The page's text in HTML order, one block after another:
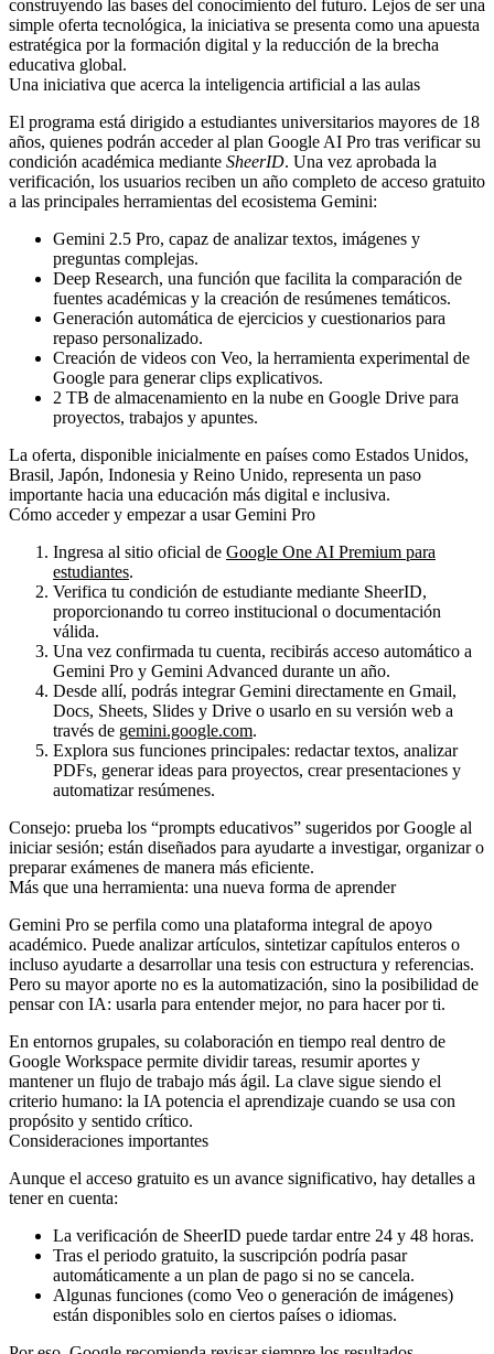
Ecommerce
Desarrollamos, integramos y optimizamos tiendas digitales que
construyendo las bases del conocimiento del futuro. Lejos de ser una
simple oferta tecnológica, la iniciativa se presenta como una apuesta
estratégica por la formación digital y la reducción de la brecha
educativa global.
Una iniciativa que acerca la inteligencia artificial a las aulas
El programa está dirigido a estudiantes universitarios mayores de 18
años, quienes podrán acceder al plan Google AI Pro tras verificar su
condición académica mediante SheerID. Una vez aprobada la
verificación, los usuarios reciben un año completo de acceso gratuito
a las principales herramientas del ecosistema Gemini:
Gemini 2.5 Pro, capaz de analizar textos, imágenes y
preguntas complejas.
Deep Research, una función que facilita la comparación de
fuentes académicas y la creación de resúmenes temáticos.
Generación automática de ejercicios y cuestionarios para
repaso personalizado.
Creación de videos con Veo, la herramienta experimental de
Google para generar clips explicativos.
2 TB de almacenamiento en la nube en Google Drive para
proyectos, trabajos y apuntes.
La oferta, disponible inicialmente en países como Estados Unidos,
Brasil, Japón, Indonesia y Reino Unido, representa un paso
importante hacia una educación más digital e inclusiva.
Cómo acceder y empezar a usar Gemini Pro
Ingresa al sitio oficial de Google One AI Premium para
estudiantes.
Verifica tu condición de estudiante mediante SheerID,
proporcionando tu correo institucional o documentación
válida.
Una vez confirmada tu cuenta, recibirás acceso automático a
Gemini Pro y Gemini Advanced durante un año.
Desde allí, podrás integrar Gemini directamente en Gmail,
Docs, Sheets, Slides y Drive o usarlo en su versión web a
través de gemini.google.com.
Explora sus funciones principales: redactar textos, analizar
PDFs, generar ideas para proyectos, crear presentaciones y
automatizar resúmenes.
Consejo: prueba los “prompts educativos” sugeridos por Google al
iniciar sesión; están diseñados para ayudarte a investigar, organizar o
preparar exámenes de manera más eficiente.
Más que una herramienta: una nueva forma de aprender
Gemini Pro se perfila como una plataforma integral de apoyo
académico. Puede analizar artículos, sintetizar capítulos enteros o
incluso ayudarte a desarrollar una tesis con estructura y referencias.
Pero su mayor aporte no es la automatización, sino la posibilidad de
pensar con IA: usarla para entender mejor, no para hacer por ti.
En entornos grupales, su colaboración en tiempo real dentro de
Google Workspace permite dividir tareas, resumir aportes y
mantener un flujo de trabajo más ágil. La clave sigue siendo el
criterio humano: la IA potencia el aprendizaje cuando se usa con
propósito y sentido crítico.
Consideraciones importantes
Aunque el acceso gratuito es un avance significativo, hay detalles a
tener en cuenta:
La verificación de SheerID puede tardar entre 24 y 48 horas.
Tras el periodo gratuito, la suscripción podría pasar
automáticamente a un plan de pago si no se cancela.
Algunas funciones (como Veo o generación de imágenes)
están disponibles solo en ciertos países o idiomas.